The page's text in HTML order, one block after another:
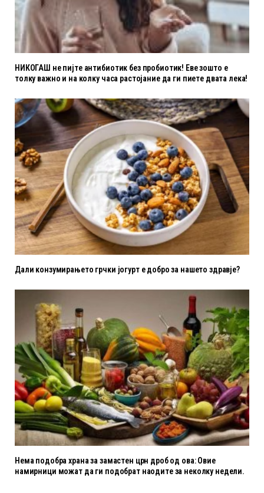
НИКОГАШ не пијте антибиотик без пробиотик! Еве зошто е
толку важно и на колку часа растојание да ги пиете двата лека!
Дали конзумирањето грчки јогурт е добро за нашето здравје?
Нема подобра храна за замастен црн дроб од ова: Овие
намирници можат да ги подобрат наодите за неколку недели.